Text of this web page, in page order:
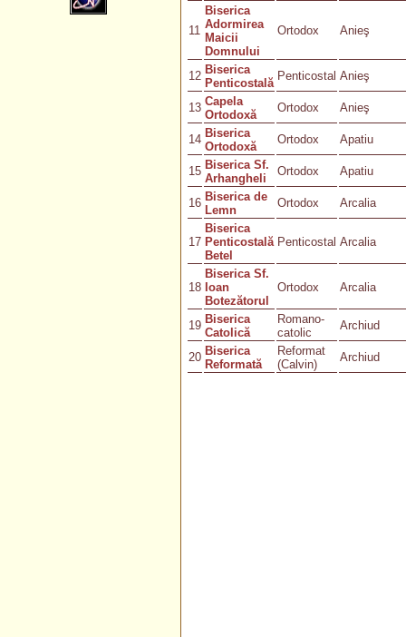
11
Biserica
Adormirea
Maicii
Domnului
Ortodox Anieş
12 Biserica
Penticostală
Penticostal Anieş
13 Capela
Ortodoxă
Ortodox Anieş
14 Biserica
Ortodoxă
Ortodox Apatiu
15 Biserica Sf.
Arhangheli
Ortodox Apatiu
16 Biserica de
Lemn
Ortodox Arcalia
17
Biserica
Penticostală
Betel
Penticostal Arcalia
18
Biserica Sf.
Ioan
Botezătorul
Ortodox Arcalia
19 Biserica
Catolică
Romano-
catolic
Archiud
20 Biserica
Reformată
Reformat
(Calvin)
Archiud